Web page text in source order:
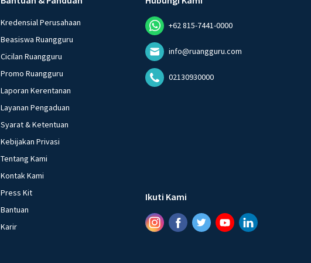
Kredensial Perusahaan
Beasiswa Ruangguru
Cicilan Ruangguru
Promo Ruangguru
Laporan Kerentanan
Layanan Pengaduan
Syarat & Ketentuan
Kebijakan Privasi
Tentang Kami
Kontak Kami
Press Kit
Bantuan
Karir
+62 815-7441-0000
info@ruangguru.com
02130930000
Ikuti Kami